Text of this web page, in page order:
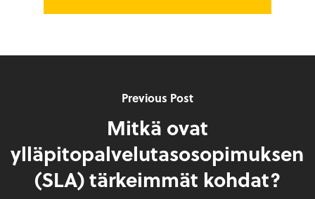
Previous Post
Mitkä ovat
ylläpitopalvelutasosopimuksen
(SLA) tärkeimmät kohdat?